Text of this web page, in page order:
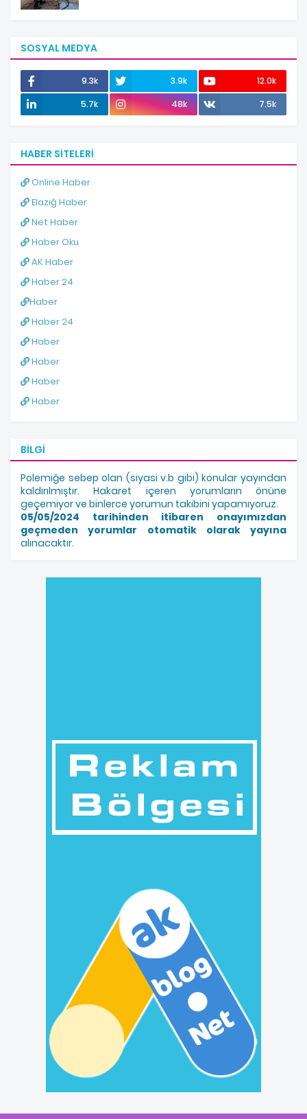
SOSYAL MEDYA
9.3k 3.9k
12.0k
5.7k
48k 7.5k
HABER SITELERI
Online Haber
Elazığ Haber
Net Haber
Haber Oku
AK Haber
Haber 24
Haber
Haber 24
Haber
Haber
Haber
Haber
BILGI
Polemiğe sebep olan (siyasi v.b gibi) konular yayından
kaldırılmıştır. Hakaret içeren yorumların önüne
geçemiyor ve binlerce yorumun takibini yapamıyoruz.
05/05/2024 tarihinden itibaren onayımızdan
geçmeden yorumlar otomatik olarak yayına
alınacaktır.